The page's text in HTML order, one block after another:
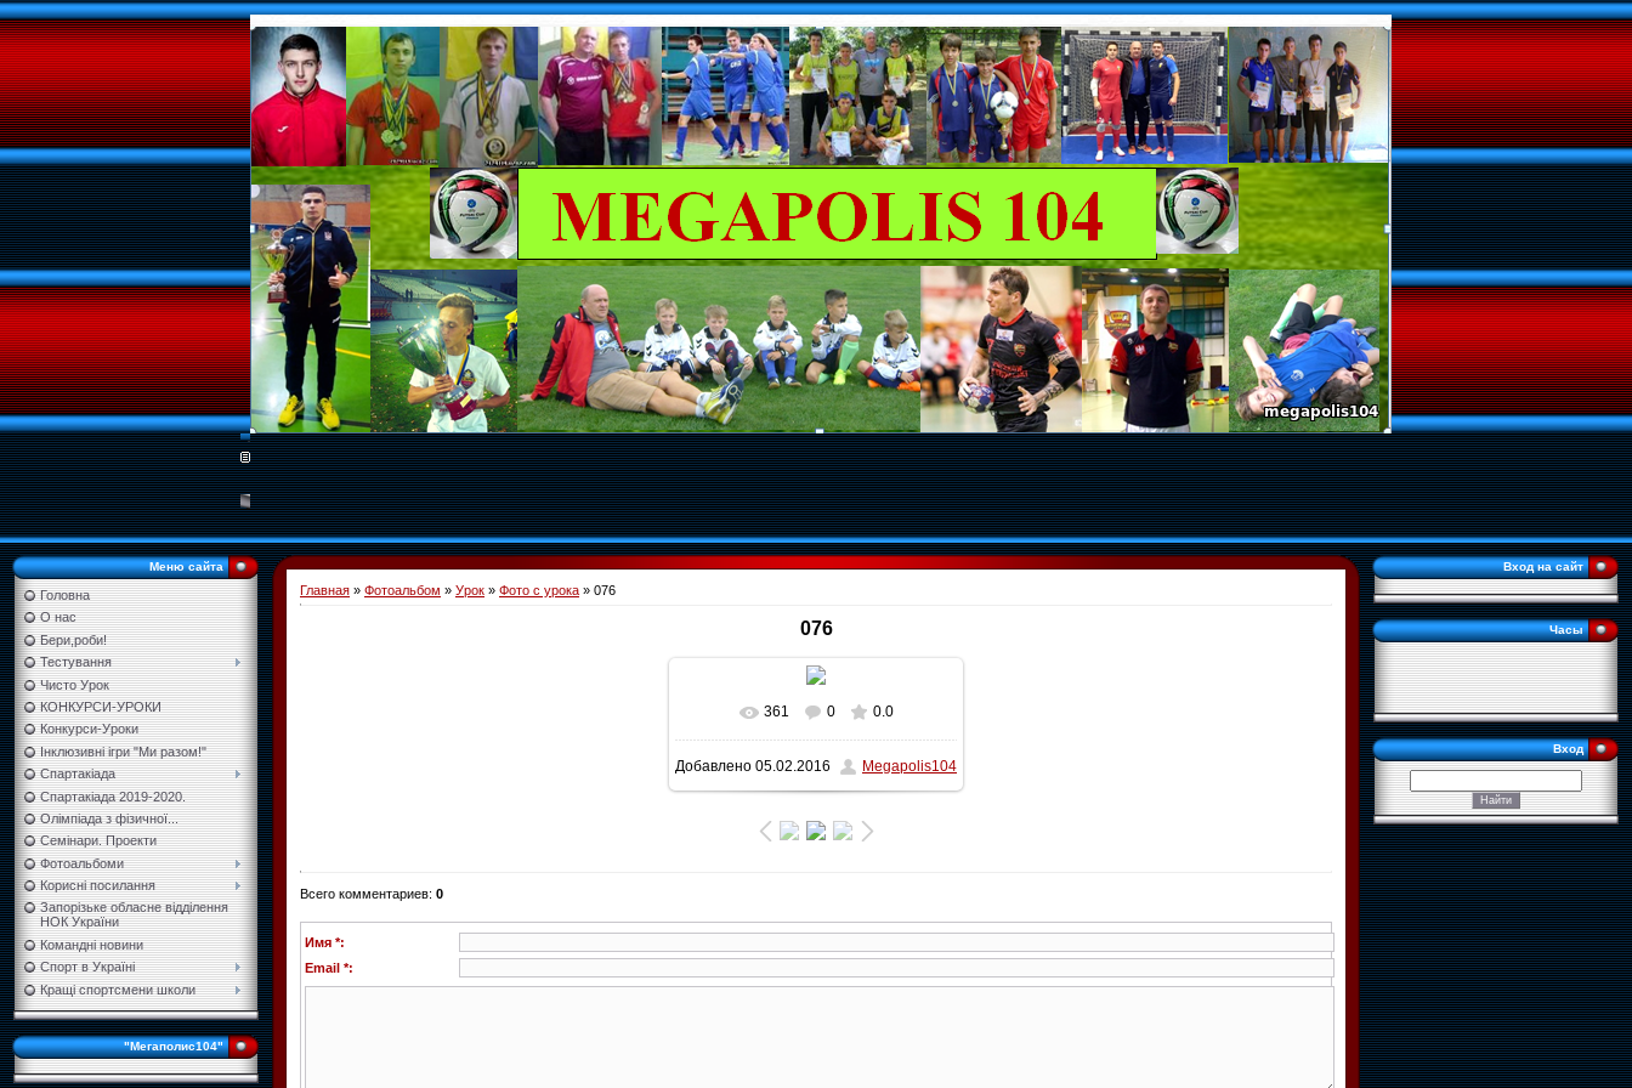
Меню сайта
Головна
О нас
Бери,роби!
Тестування
Чисто Урок
КОНКУРСИ-УРОКИ
Конкурси-Уроки
Інклюзивні ігри "Ми разом!"
Спартакіада
Спартакіада 2019-2020.
Олімпіада з фізичної...
Семінари. Проекти
Фотоальбоми
Корисні посилання
Запорізьке обласне відділення
НОК України
Командні новини
Спорт в Україні
Кращі спортсмени школи
"Мегаполис104"
Главная » Фотоальбом » Урок » Фото с урока » 076
076
В реальном размере 1600x900
208.7Kb
361 0 0.0
Добавлено 05.02.2016 Megapolis104
Всего комментариев: 0
Имя *:
Email *:
Вход на сайт
Часы
Вход